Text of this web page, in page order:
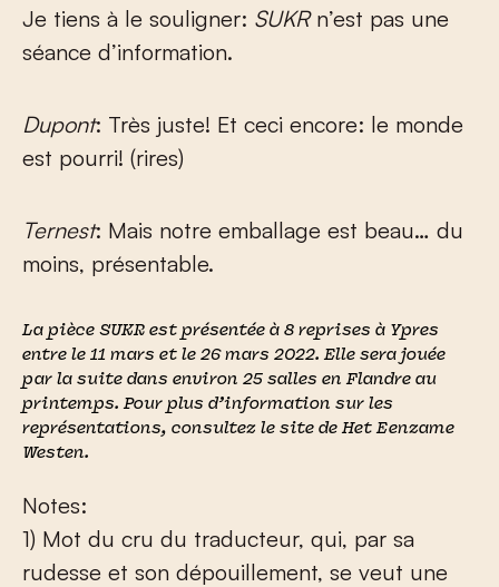
Je tiens à le souligner: SUKRn’est pas une
séance d’information.
Dupont: Très juste! Et ceci encore: le monde
est pourri! (rires)
Ternest: Mais notre emballage est beau… du
moins, présentable.
La pièce SUKR est présentée à 8 reprises à Ypres
entre le 11 mars et le 26 mars 2022. Elle sera jouée
par la suite dans environ 25 salles en Flandre au
printemps. Pour plus d’information sur les
représentations, consultez le site deHet Eenzame
Westen.
Notes:
1) Mot du cru du traducteur, qui, par sa
rudesse et son dépouillement, se veut une